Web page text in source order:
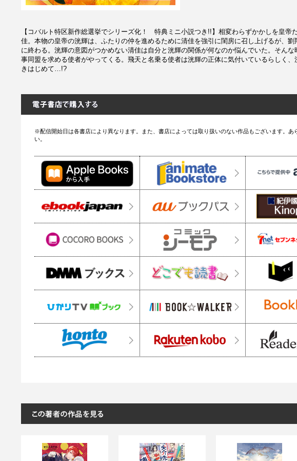
【コバルト特区新作総選挙でシリーズ化！ 特典ミニ小説つき!!】相変わらずかかしを皇帝
佳。本物の皇帝の洸輝は、ふたりの仲を進めるために清佳を強引に閨房に召し上げるが、劉
に終わる。洸輝の意図がつかめない清佳は自分と洸輝の関係が何なのか悩んでいた。そん
事同盟を求める使者がやってくる。飛天と名乗る使者は洸輝の正体に気付いているらしく
きはじめて…!?
※配信開始日は各書店により異なります。また、書店によっては取り扱いのない作品もございます。あ
い。